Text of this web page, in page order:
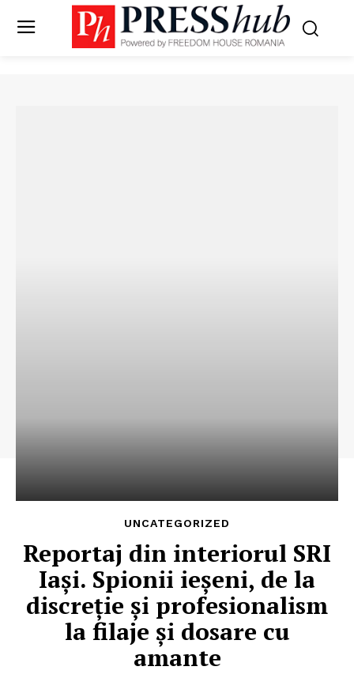
UNCATEGORIZED
Reportaj din interiorul SRI
Iaşi. Spionii ieşeni, de la
discreţie şi profesionalism
la filaje şi dosare cu
amante